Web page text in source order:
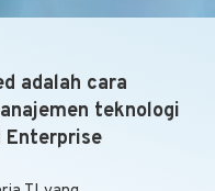
adalah cara
teknologi
Enterprise